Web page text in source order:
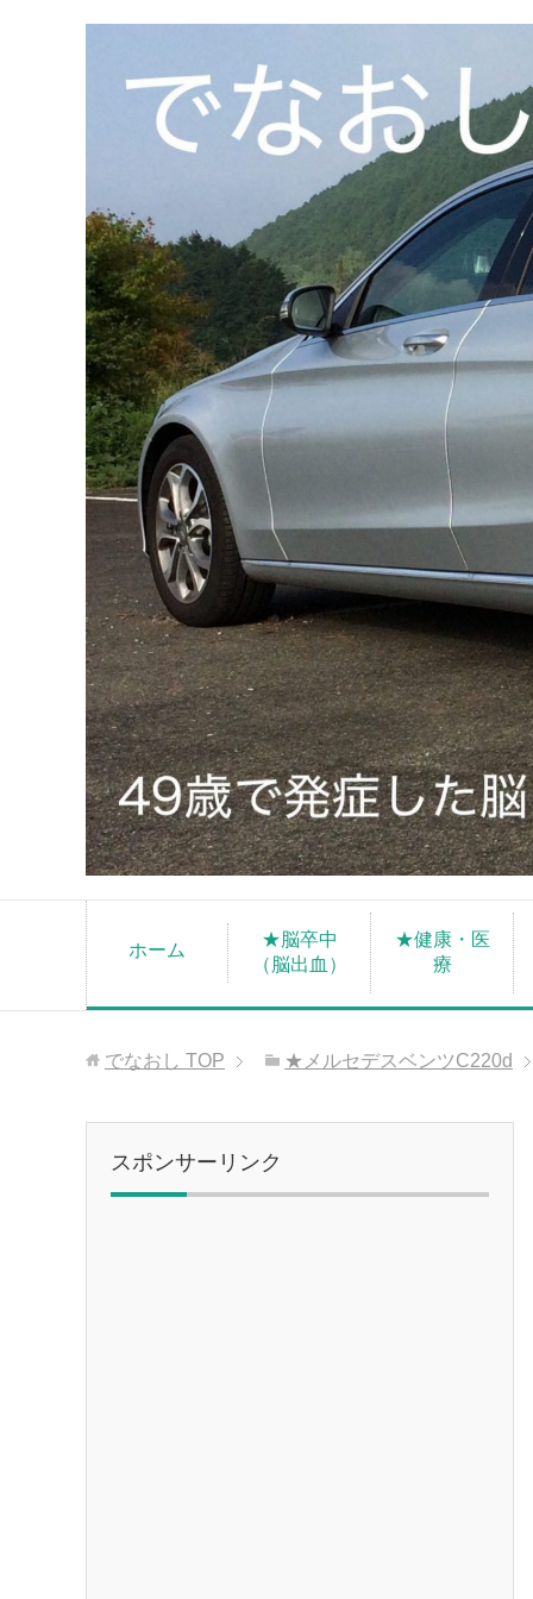
ホーム
★脳卒中
（脳出血）
★健康・医
療
でなおし TOP ★メルセデスベンツC220d
スポンサーリンク